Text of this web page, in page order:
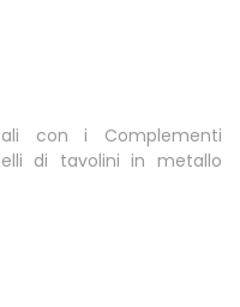
con i Complementi
di tavolini in metallo